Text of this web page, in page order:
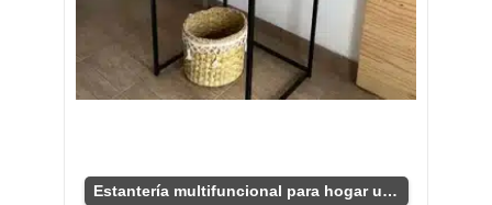
Estantería multifuncional para hogar u oficina.